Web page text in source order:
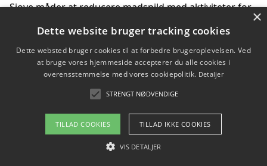
Sjove måder at reducere madspild med aktiviteter for
Hvor finder jeg nemme måltidskasser i Vejle
Om / kontakt
Blog Betingelser
×
Dette website bruger tracking cookies
Dette websted bruger cookies til at forbedre brugeroplevelsen. Ved
at bruge vores hjemmeside accepterer du alle cookies i
overensstemmelse med vores cookiepolitik. Detaljer
STRENGT NØDVENDIGE
TILLAD COOKIES TILLAD IKKE COOKIES
VIS DETALJER